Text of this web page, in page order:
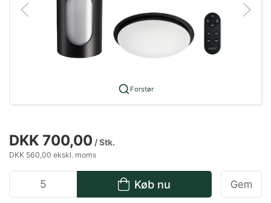
Forstør
DKK 700,00 / Stk.
DKK 560,00 ekskl. moms
Køb nu Gem